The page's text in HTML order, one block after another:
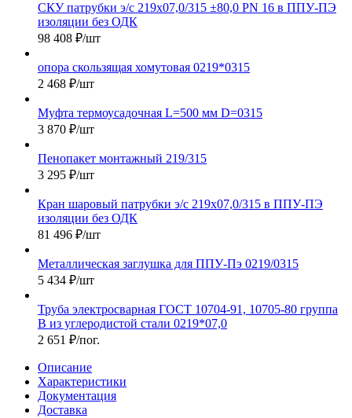
СКУ патрубки э/с 219х07,0/315 ±80,0 PN 16 в ППУ-ПЭ
изоляции без ОДК
98 408 ₽/шт
опора скользящая хомутовая 0219*0315
2 468 ₽/шт
Муфта термоусадочная L=500 мм D=0315
3 870 ₽/шт
Пенопакет монтажный 219/315
3 295 ₽/шт
Кран шаровый патрубки э/с 219х07,0/315 в ППУ-ПЭ
изоляции без ОДК
81 496 ₽/шт
Металлическая заглушка для ППУ-Пэ 0219/0315
5 434 ₽/шт
Труба электросварная ГОСТ 10704-91, 10705-80 группа
В из углеродистой стали 0219*07,0
2 651 ₽/пог.
Описание
Характеристики
Документация
Доставка